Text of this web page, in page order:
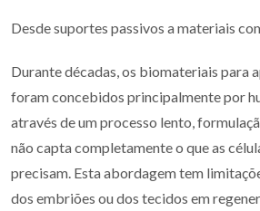
Desde suportes passivos a materiais
Durante décadas, os biomateriais para
foram concebidos principalmente por
através de um processo lento,
não capta completamente o que as
precisam. Esta abordagem tem
dos embriões ou dos tecidos em